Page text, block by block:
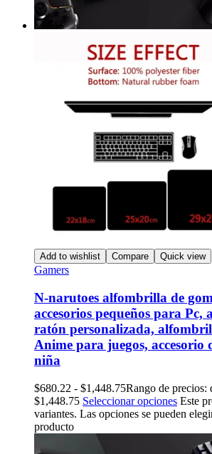
Add to wishlist Compare Quick view
Gamers
N-narutoes alfombrilla de
accesorios pequeños para
ratón personalizada,
Anime para juegos, accesorio
niña
$680.22 - $1,448.75Rango de precios:
$1,448.75 Seleccionar opciones Este
variantes. Las opciones se pueden
producto